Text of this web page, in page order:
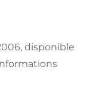
disponible